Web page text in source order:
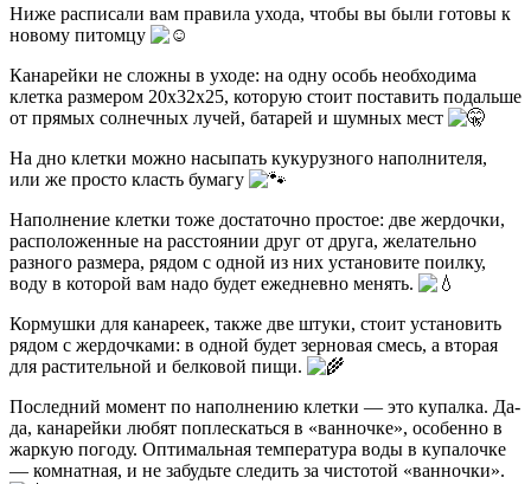
Ниже расписали вам правила ухода, чтобы вы были готовы к
новому питомцу
Канарейки не сложны в уходе: на одну особь необходима
клетка размером 20х32х25, которую стоит поставить подальше
от прямых солнечных лучей, батарей и шумных мест
На дно клетки можно насыпать кукурузного наполнителя,
или же просто класть бумагу
Наполнение клетки тоже достаточно простое: две жердочки,
расположенные на расстоянии друг от друга, желательно
разного размера, рядом с одной из них установите поилку,
воду в которой вам надо будет ежедневно менять.
Кормушки для канареек, также две штуки, стоит установить
рядом с жердочками: в одной будет зерновая смесь, а вторая
для растительной и белковой пищи.
Последний момент по наполнению клетки — это купалка. Да-
да, канарейки любят поплескаться в «ванночке», особенно в
жаркую погоду. Оптимальная температура воды в купалочке
— комнатная, и не забудьте следить за чистотой «ванночки».